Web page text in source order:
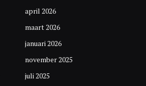
april 2026
maart 2026
januari 2026
november 2025
juli 2025